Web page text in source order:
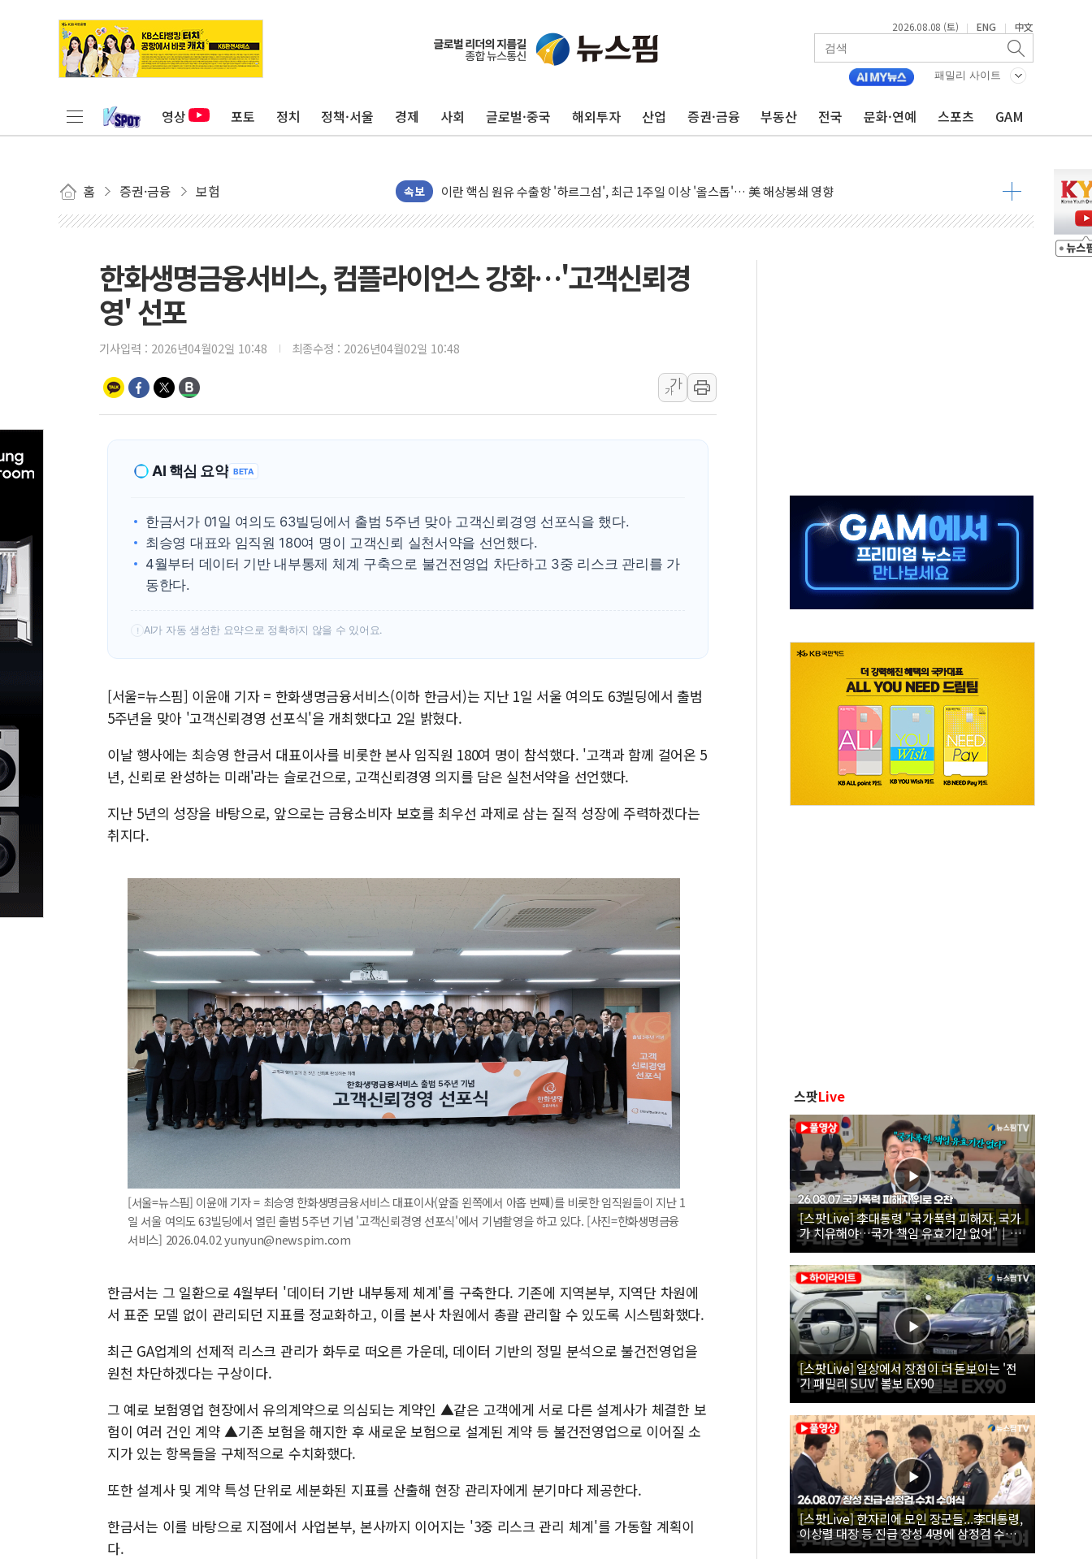
2026.08.08 (토) | ENG | 中文
패밀리 사이트
영상 포토 정치 정책·서울 경제 사회 글로벌·중국 해외투자 산업 증권·금융 부동산 전국 문화·연예 스포츠 GAM
홈 증권·금융 보험 속보
유럽증시, 美 고용 예상 밖 부진에 연준 금리 인상 가능성 낮아지며 상승… STOXX 600 지수는 나흘 연속 최고치
미 연준 매파 기세 꺾이나…고용 감소에 9월 동결 전망 우세
트럼프, 백신·자폐증 행정명령 검토…"이르면 다음 주"
美 항소법원, 백악관 무도회장 공사 중단 명령…트럼프 제동
美 고용 쇼크에 엔화 장중 급등…시장은 "또 개입했나" 촉각
[AI MY 뉴스] 뉴욕 반도체주 프리뷰...美 고용 쇼크에 반도체주 '활짝'
[종합] 美 7월 고용 2만3000명 감소 '쇼크'…9월 금리 인상 기대 후퇴
[사진] 이슬람 수니파 3개국, 공동방위협정 체결
특정 정치인 측근 포항시 정책특보 내정설...포항시 '시끌'
李 "해남 태양광, 대한민국 다음 100년 밑거름…수도권 집중 완화 전환점"
한화생명금융서비스, 컴플라이언스 강화…'고객신뢰경
영' 선포
기사입력 : 2026년04월02일 10:48 최종수정 : 2026년04월02일 10:48
가
가
AI 핵심 요약 BETA
한금서가 01일 여의도 63빌딩에서 출범 5주년 맞아 고객신뢰경영 선포식을 했다.
최승영 대표와 임직원 180여 명이 고객신뢰 실천서약을 선언했다.
4월부터 데이터 기반 내부통제 체계 구축으로 불건전영업 차단하고 3중 리스크 관리를 가
동한다.
! AI가 자동 생성한 요약으로 정확하지 않을 수 있어요.
[서울=뉴스핌] 이윤애 기자 = 한화생명금융서비스(이하 한금서)는 지난 1일 서울 여의도 63빌딩에서 출범
5주년을 맞아 '고객신뢰경영 선포식'을 개최했다고 2일 밝혔다.
이날 행사에는 최승영 한금서 대표이사를 비롯한 본사 임직원 180여 명이 참석했다. '고객과 함께 걸어온 5
년, 신뢰로 완성하는 미래'라는 슬로건으로, 고객신뢰경영 의지를 담은 실천서약을 선언했다.
지난 5년의 성장을 바탕으로, 앞으로는 금융소비자 보호를 최우선 과제로 삼는 질적 성장에 주력하겠다는
취지다.
[서울=뉴스핌] 이윤애 기자 = 최승영 한화생명금융서비스 대표이사(앞줄 왼쪽에서 아홉 번째)를 비롯한 임직원들이 지난 1
일 서울 여의도 63빌딩에서 열린 출범 5주년 기념 '고객신뢰경영 선포식'에서 기념촬영을 하고 있다. [사진=한화생명금융
서비스] 2026.04.02 yunyun@newspim.com
한금서는 그 일환으로 4월부터 '데이터 기반 내부통제 체계'를 구축한다. 기존에 지역본부, 지역단 차원에
서 표준 모델 없이 관리되던 지표를 정교화하고, 이를 본사 차원에서 총괄 관리할 수 있도록 시스템화했다.
최근 GA업계의 선제적 리스크 관리가 화두로 떠오른 가운데, 데이터 기반의 정밀 분석으로 불건전영업을
원천 차단하겠다는 구상이다.
그 예로 보험영업 현장에서 유의계약으로 의심되는 계약인 ▲같은 고객에게 서로 다른 설계사가 체결한 보
험이 여러 건인 계약 ▲기존 보험을 해지한 후 새로운 보험으로 설계된 계약 등 불건전영업으로 이어질 소
지가 있는 항목들을 구체적으로 수치화했다.
또한 설계사 및 계약 특성 단위로 세분화된 지표를 산출해 현장 관리자에게 분기마다 제공한다.
한금서는 이를 바탕으로 지점에서 사업본부, 본사까지 이어지는 '3중 리스크 관리 체계'를 가동할 계획이
다.
스팟Live
[스팟Live] 李대통령 "국가폭력 피해자, 국가
가 치유해야…국가 책임 유효기간 없어"｜
26.08.07 국가폭력 피해자 위로 오찬
[스팟Live] 일상에서 장점이 더 돋보이는 '전
기 패밀리 SUV' 볼보 EX90
[스팟Live] 한자리에 모인 장군들...李대통령,
이상렬 대장 등 진급 장성 4명에 삼정검 수치
직접 수여｜26.08.07 장성 진급·삼정검 수치